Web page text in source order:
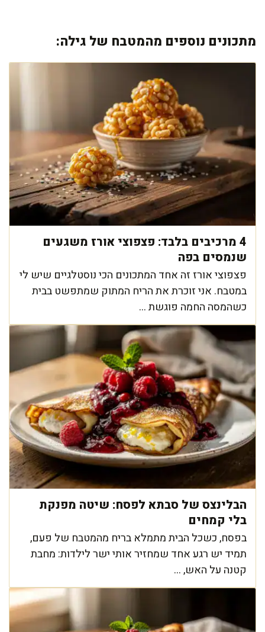
מתכונים נוספים מהמטבח של גילה:
4 מרכיבים בלבד: פצפוצי אורז משגעים
שנמסים בפה
פצפוצי אורז זה אחד המתכונים הכי נוסטלגיים שיש לי
במטבח. אני זוכרת את הריח המתוק שמתפשט בבית
כשהמסה החמה פוגשת ...
הבלינצס של סבתא לפסח: שיטה מפנקת
בלי קמחים
בפסח, כשכל הבית מתמלא בריח מהמטבח של פעם,
תמיד יש רגע אחד שמחזיר אותי ישר לילדות: מחבת
קטנה על האש, ...